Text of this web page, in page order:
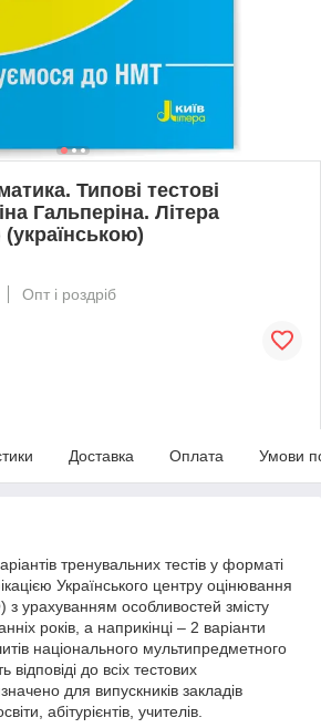
Типові тестові
Гальперіна. Літера
(українською)
Опт і роздріб
Доставка Оплата Умови
тренувальних тестів у форматі
Українського центру оцінювання
з урахуванням особливостей змісту
років, а наприкінці – 2 варіанти
національного мультипредметного
відповіді до всіх тестових
для випускників закладів
абітурієнтів, учителів.